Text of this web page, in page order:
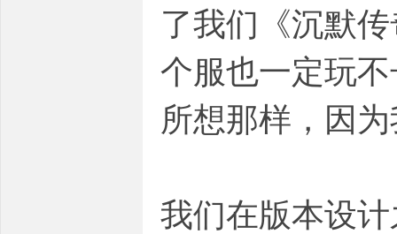
了我们《沉默
个服也一定玩
所想那样，因
我们在版本设